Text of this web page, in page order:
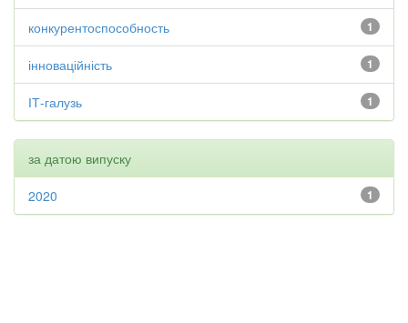
1
конкурентоспособность
1
інноваційність
1
ІТ-галузь
за датою випуску
1
2020